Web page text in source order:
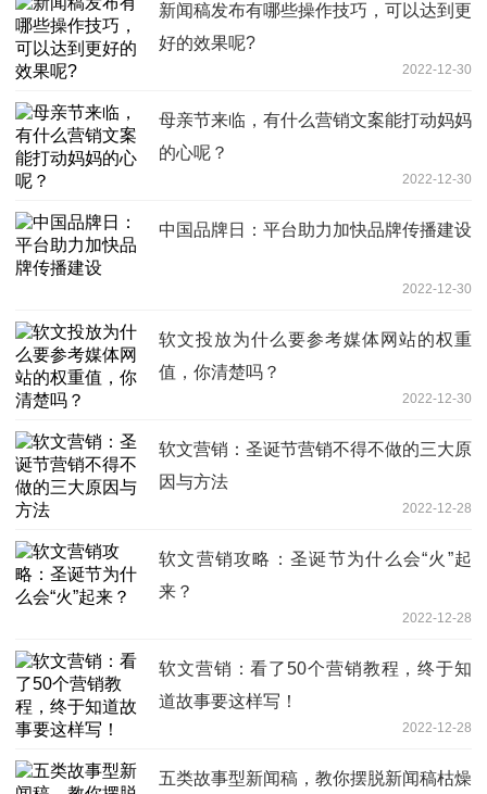
新闻稿发布有哪些操作技巧，可以达到更
好的效果呢?
2022-12-30
母亲节来临，有什么营销文案能打动妈妈
的心呢？
2022-12-30
中国品牌日：平台助力加快品牌传播建设
2022-12-30
软文投放为什么要参考媒体网站的权重
值，你清楚吗？
2022-12-30
软文营销：圣诞节营销不得不做的三大原
因与方法
2022-12-28
软文营销攻略：圣诞节为什么会“火”起
来？
2022-12-28
软文营销：看了50个营销教程，终于知
道故事要这样写！
2022-12-28
五类故事型新闻稿，教你摆脱新闻稿枯燥